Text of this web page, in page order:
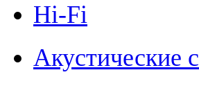
Hi-Fi
Акустические